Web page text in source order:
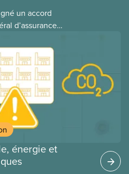
un accord
d’assurance
sur l’incidence que ce
avantages
énergie et